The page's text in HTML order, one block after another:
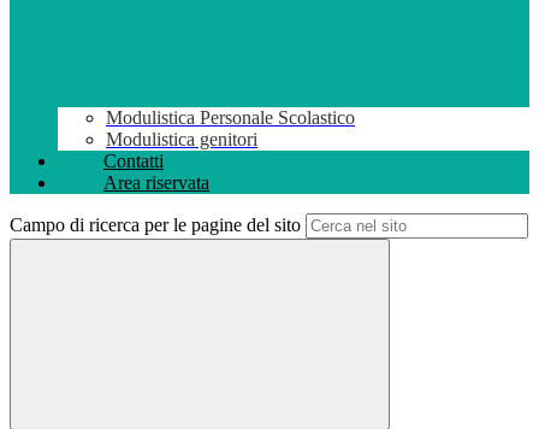
Modulistica Personale Scolastico
Modulistica genitori
Contatti
Area riservata
Campo di ricerca per le pagine del sito